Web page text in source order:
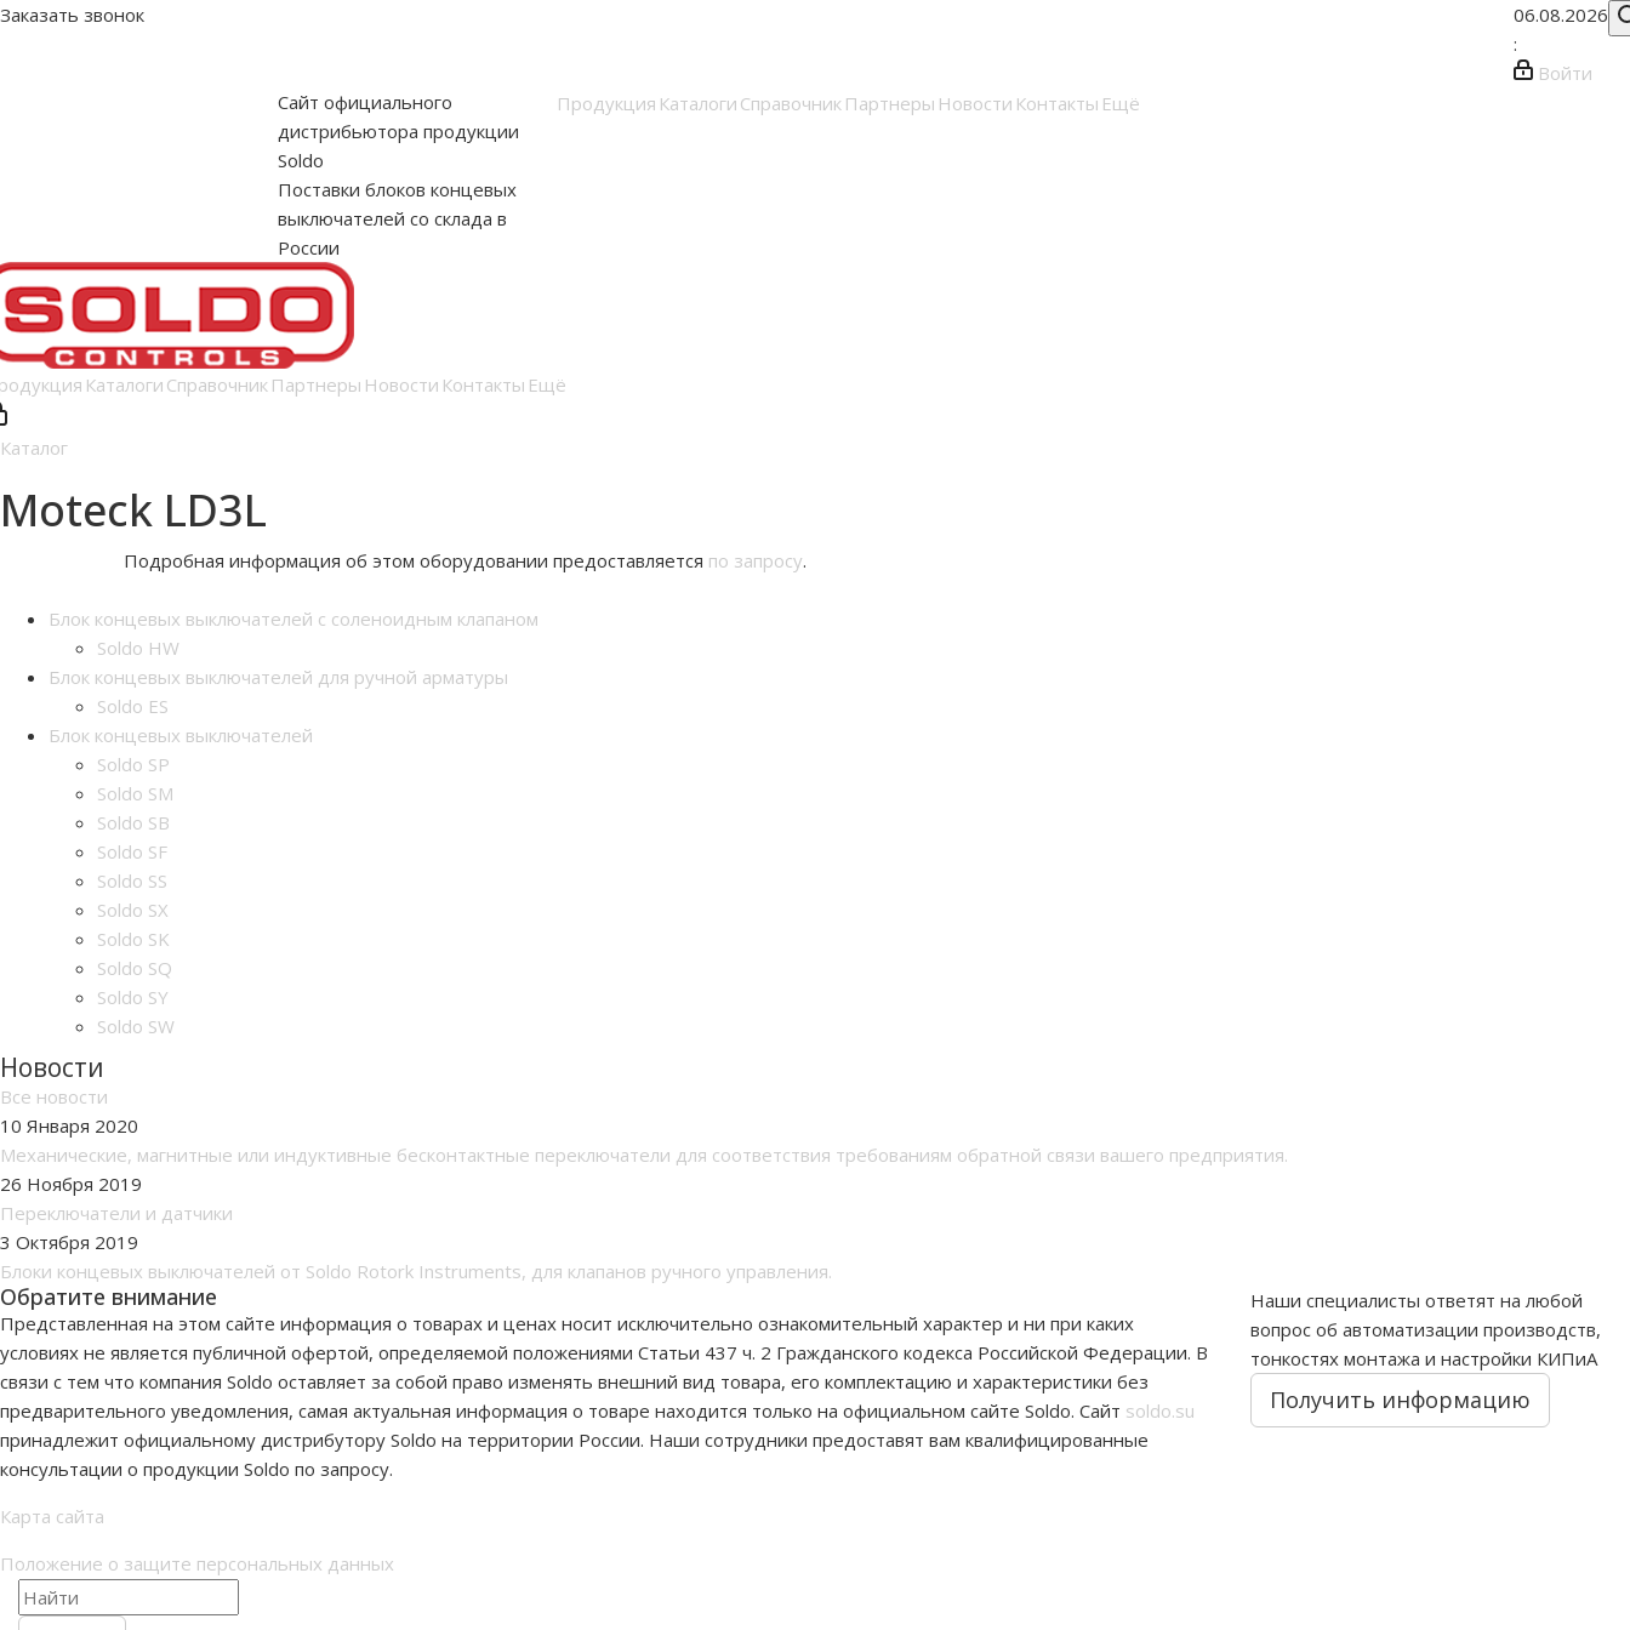
Заказать звонок
06.08.2026
:
Войти
Сайт официального
дистрибьютора продукции
Soldo
Поставки блоков концевых
выключателей со склада в
России
Продукция Каталоги Справочник Партнеры Новости Контакты Ещё
Каталоги Справочник Партнеры Новости Контакты Ещё
Каталог
Moteck LD3L
Подробная информация об этом оборудовании предоставляется по запросу.
Блок концевых выключателей с соленоидным клапаном
Soldo HW
Блок концевых выключателей для ручной арматуры
Soldo ES
Блок концевых выключателей
Soldo SP
Soldo SM
Soldo SB
Soldo SF
Soldo SS
Soldo SX
Soldo SK
Soldo SQ
Soldo SY
Soldo SW
Новости
Все новости
10 Января 2020
Механические, магнитные или индуктивные бесконтактные переключатели для соответствия требованиям обратной связи вашего предприятия.
26 Ноября 2019
Переключатели и датчики
3 Октября 2019
Блоки концевых выключателей от Soldo Rotork Instruments, для клапанов ручного управления.
Обратите внимание
Представленная на этом сайте информация о товарах и ценах носит исключительно ознакомительный характер и ни при каких
условиях не является публичной офертой, определяемой положениями Статьи 437 ч. 2 Гражданского кодекса Российской Федерации. В
связи с тем что компания Soldo оставляет за собой право изменять внешний вид товара, его комплектацию и характеристики без
предварительного уведомления, самая актуальная информация о товаре находится только на официальном сайте Soldo. Сайт soldo.su
принадлежит официальному дистрибутору Soldo на территории России. Наши сотрудники предоставят вам квалифицированные
консультации о продукции Soldo по запросу.
Карта сайта
Положение о защите персональных данных
Наши специалисты ответят на любой
вопрос об автоматизации производств,
тонкостях монтажа и настройки КИПиА
Получить информацию